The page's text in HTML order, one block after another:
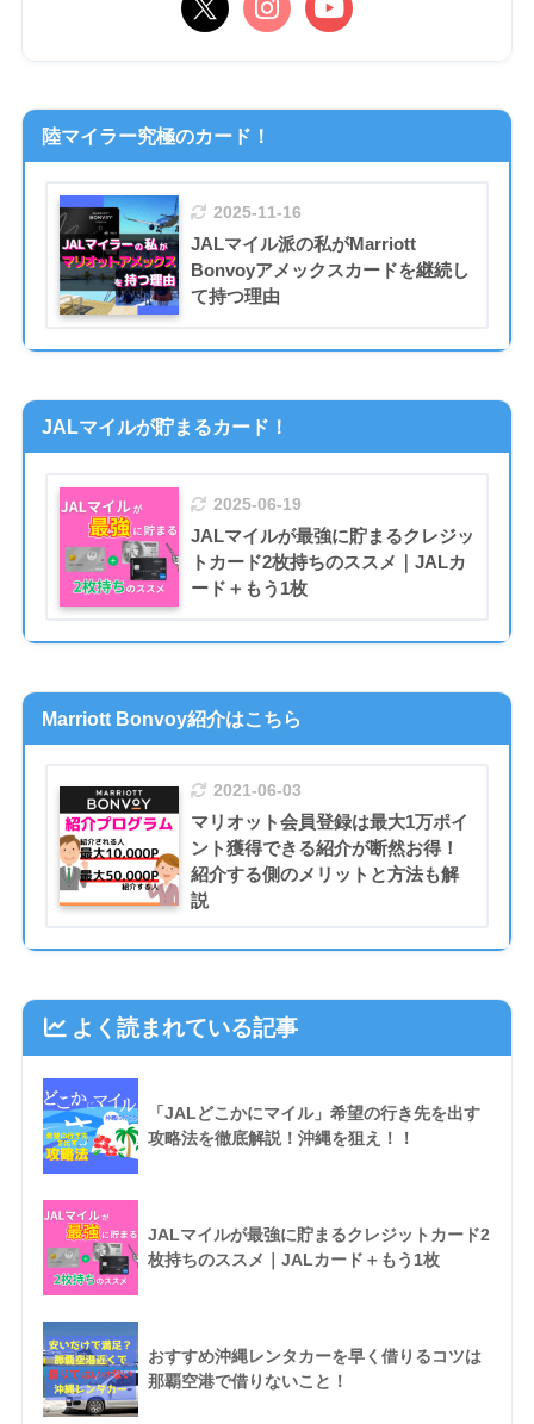
陸マイラー究極のカード！
2025-11-16
JALマイル派の私がMarriott
Bonvoyアメックスカードを継続し
て持つ理由
JALマイルが貯まるカード！
2025-06-19
JALマイルが最強に貯まるクレジッ
トカード2枚持ちのススメ｜JALカ
ード＋もう1枚
Marriott Bonvoy紹介はこちら
2021-06-03
マリオット会員登録は最大1万ポイ
ント獲得できる紹介が断然お得！
紹介する側のメリットと方法も解
説
よく読まれている記事
「JALどこかにマイル」希望の行き先を出す
攻略法を徹底解説！沖縄を狙え！！
JALマイルが最強に貯まるクレジットカード2
枚持ちのススメ｜JALカード＋もう1枚
おすすめ沖縄レンタカーを早く借りるコツは
那覇空港で借りないこと！